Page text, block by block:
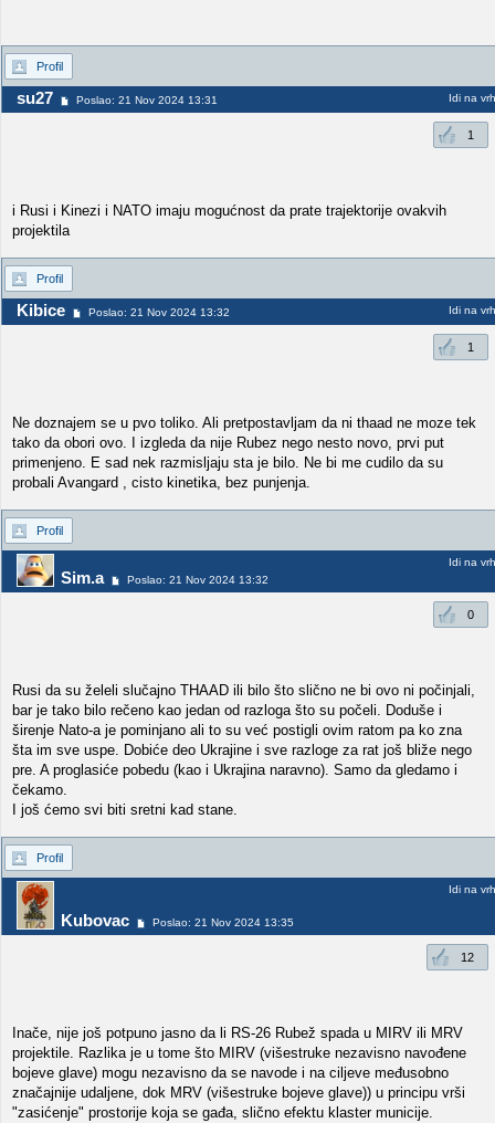
Profil
su27 Poslao: 21 Nov 2024 13:31 Idi na vrh
1
i Rusi i Kinezi i NATO imaju mogućnost da prate trajektorije ovakvih
projektila
Profil
Kibice Poslao: 21 Nov 2024 13:32 Idi na vrh
1
Ne doznajem se u pvo toliko. Ali pretpostavljam da ni thaad ne moze tek
tako da obori ovo. I izgleda da nije Rubez nego nesto novo, prvi put
primenjeno. E sad nek razmisljaju sta je bilo. Ne bi me cudilo da su
probali Avangard , cisto kinetika, bez punjenja.
Profil
Sim.a Poslao: 21 Nov 2024 13:32
Idi na vrh
0
Rusi da su želeli slučajno THAAD ili bilo što slično ne bi ovo ni počinjali,
bar je tako bilo rečeno kao jedan od razloga što su počeli. Doduše i
širenje Nato-a je pominjano ali to su već postigli ovim ratom pa ko zna
šta im sve uspe. Dobiće deo Ukrajine i sve razloge za rat još bliže nego
pre. A proglasiće pobedu (kao i Ukrajina naravno). Samo da gledamo i
čekamo.
I još ćemo svi biti sretni kad stane.
Profil
Kubovac Poslao: 21 Nov 2024 13:35
Idi na vrh
12
Inače, nije još potpuno jasno da li RS-26 Rubež spada u MIRV ili MRV
projektile. Razlika je u tome što MIRV (višestruke nezavisno navođene
bojeve glave) mogu nezavisno da se navode i na ciljeve međusobno
značajnije udaljene, dok MRV (višestruke bojeve glave)) u principu vrši
"zasićenje" prostorije koja se gađa, slično efektu klaster municije.